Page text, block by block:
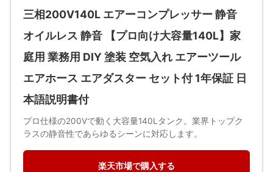
三相200V140L エアーコンプレッサー 静音
オイルレス 静音 【プロ向け大容量140L】家
庭用 業務用 DIY 塗装 空気入れ エアーツール
エアホース エアダスター セット付 1年保証 日
本語説明書付
プロ仕様の200Vで動く大容量140Lタンク。業界トップク
ラスの静音性であらゆるシーンに対応します。
楽天市場で購入する